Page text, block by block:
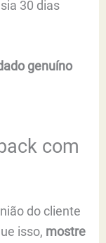
30 dias
genuíno
com
do cliente
isso, mostre